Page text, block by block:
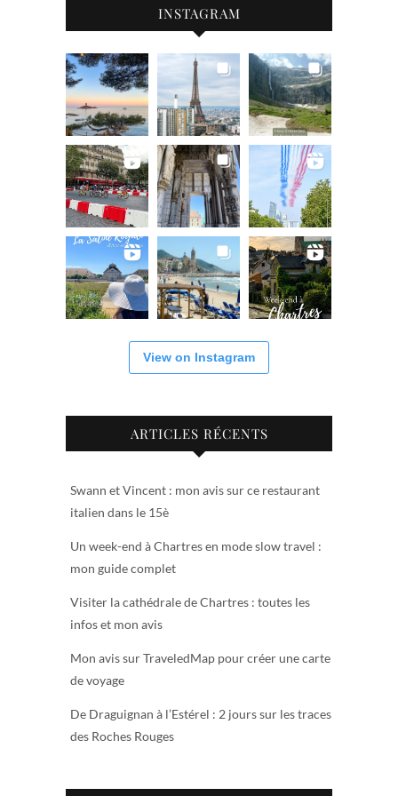
INSTAGRAM
View on Instagram
ARTICLES RÉCENTS
Swann et Vincent : mon avis sur ce restaurant
italien dans le 15è
Un week-end à Chartres en mode slow travel :
mon guide complet
Visiter la cathédrale de Chartres : toutes les
infos et mon avis
Mon avis sur TraveledMap pour créer une carte
de voyage
De Draguignan à l’Estérel : 2 jours sur les traces
des Roches Rouges